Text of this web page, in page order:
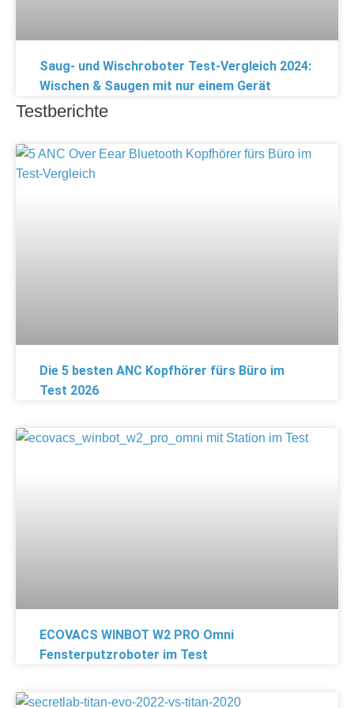
Saug- und Wischroboter Test-Vergleich 2024:
Wischen & Saugen mit nur einem Gerät
Testberichte
Die 5 besten ANC Kopfhörer fürs Büro im
Test 2026
ECOVACS WINBOT W2 PRO Omni
Fensterputzroboter im Test